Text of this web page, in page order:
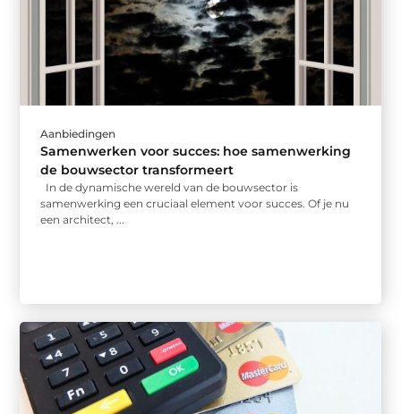
Aanbiedingen
Samenwerken voor succes: hoe samenwerking
de bouwsector transformeert
In de dynamische wereld van de bouwsector is
samenwerking een cruciaal element voor succes. Of je nu
een architect, ...